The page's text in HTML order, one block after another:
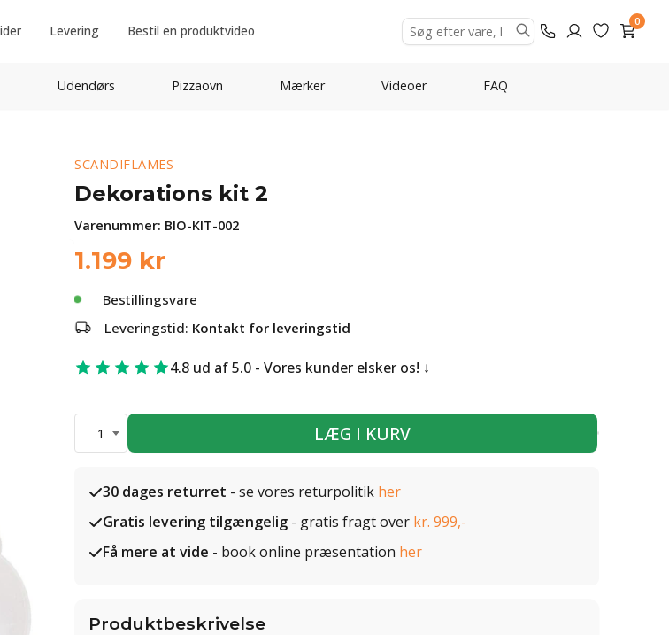
Levering Bestil en produktvideo
0
Udendørs Pizzaovn Mærker Videoer FAQ
SCANDIFLAMES
Dekorations kit 2
Varenummer: BIO-KIT-002
1.199 kr
Bestillingsvare
Leveringstid: Kontakt for leveringstid
4.8 ud af 5.0 - Vores kunder elsker os!
1 LÆG I KURV
30 dages returret - se vores returpolitik her
Gratis levering tilgængelig - gratis fragt over kr. 999,-
Få mere at vide - book online præsentation her
Produktbeskrivelse